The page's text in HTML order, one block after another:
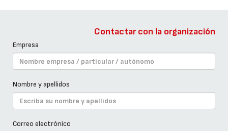
Contactar con la organización
Empresa
Nombre y apellidos
Correo electrónico